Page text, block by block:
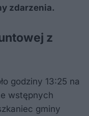
zdarzenia.
z
godziny 13:25 na
wstępnych
gminy